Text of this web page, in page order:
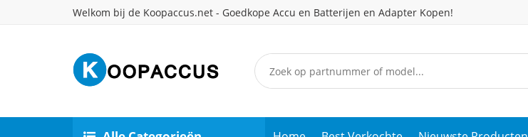
Welkom bij de Koopaccus.net - Goedkope Accu en Batterijen en Adapter Kopen!